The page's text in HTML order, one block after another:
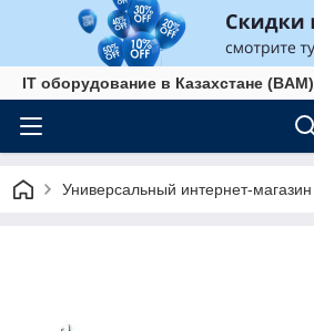
IT оборудование в Казахстане (BAM)
Универсальный интернет-магазин